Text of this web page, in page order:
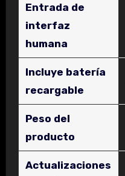
Entrada de
interfaz
humana
Incluye batería
recargable
Peso del
producto
Actualizaciones